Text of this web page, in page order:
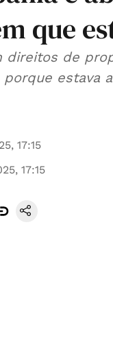
que
direitos de
estava
17:15
17:15